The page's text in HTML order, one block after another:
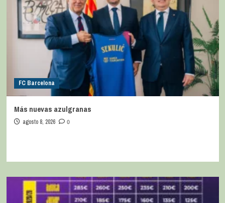
FC Barcelona
Más nuevas azulgranas
agosto 8, 2026 0